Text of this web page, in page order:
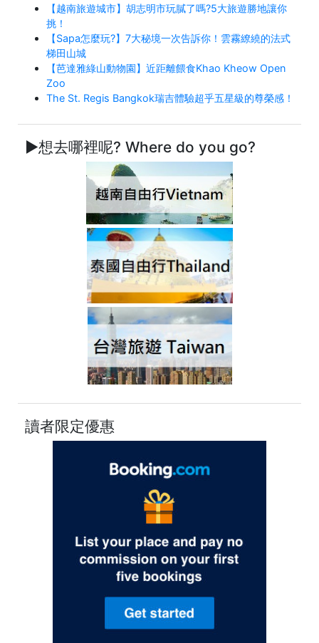
【越南旅遊城市】胡志明市玩膩了嗎?5大旅遊勝地讓你
挑！
【Sapa怎麼玩?】7大秘境一次告訴你！雲霧繚繞的法式
梯田山城
【芭達雅綠山動物園】近距離餵食Khao Kheow Open
Zoo
The St. Regis Bangkok瑞吉體驗超乎五星級的尊榮感！
►想去哪裡呢? Where do you go?
讀者限定優惠